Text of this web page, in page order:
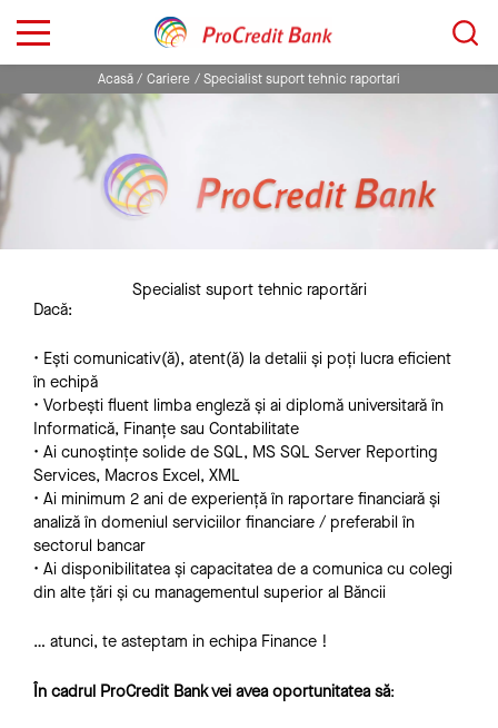
Acasă Cariere Specialist suport tehnic raportari
Specialist suport tehnic raportări
Dacă:
• Ești comunicativ(ă), atent(ă) la detalii și poți lucra eficient
în echipă
• Vorbești fluent limba engleză și ai diplomă universitară în
Informatică, Finanțe sau Contabilitate
• Ai cunoștințe solide de SQL, MS SQL Server Reporting
Services, Macros Excel, XML
• Ai minimum 2 ani de experiență în raportare financiară și
analiză în domeniul serviciilor financiare / preferabil în
sectorul bancar
• Ai disponibilitatea și capacitatea de a comunica cu colegi
din alte țări și cu managementul superior al Băncii
… atunci, te asteptam in echipa Finance !
În cadrul ProCredit Bank vei avea oportunitatea să: